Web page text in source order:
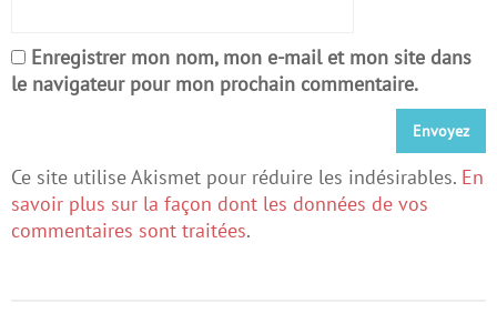
Enregistrer mon nom, mon e-mail et mon site dans
le navigateur pour mon prochain commentaire.
Ce site utilise Akismet pour réduire les indésirables. En
savoir plus sur la façon dont les données de vos
commentaires sont traitées.